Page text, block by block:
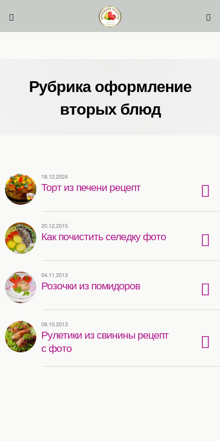
Рубрика оформление
вторых блюд
18.12.2024
Торт из печени рецепт
20.12.2015
Как почистить селедку фото
04.11.2013
Розочки из помидоров
08.10.2013
Рулетики из свинины рецепт
с фото